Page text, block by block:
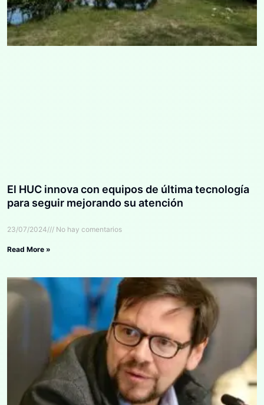
El HUC innova con equipos de última tecnología
para seguir mejorando su atención
23/07/2024 No hay comentarios
Read More »